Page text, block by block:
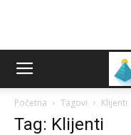
Početna Tagovi Klijenti
Tag: Klijenti